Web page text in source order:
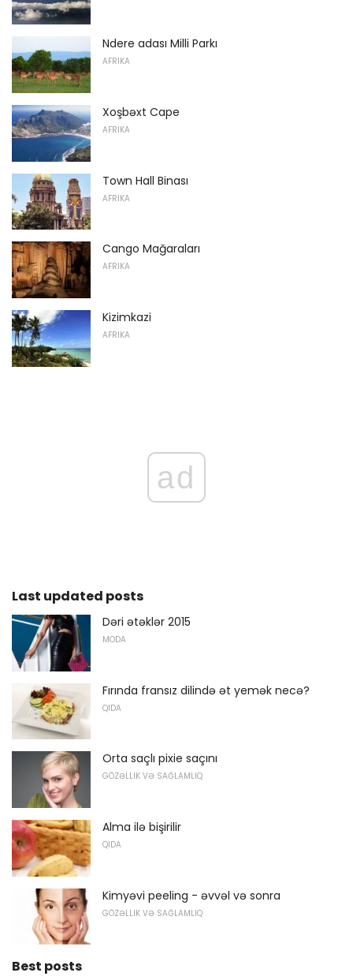
Ndere adası Milli Parkı
AFRIKA
Xoşbəxt Cape
AFRIKA
Town Hall Binası
AFRIKA
Cango Mağaraları
AFRIKA
Kizimkazi
AFRIKA
ad
Last updated posts
Dəri ətəklər 2015
MODA
Fırında fransız dilində ət yemək necə?
QIDA
Orta saçlı pixie saçını
GÖZƏLLIK VƏ SAĞLAMLIQ
Alma ilə bişirilir
QIDA
Kimyəvi peeling - əvvəl və sonra
GÖZƏLLIK VƏ SAĞLAMLIQ
Best posts